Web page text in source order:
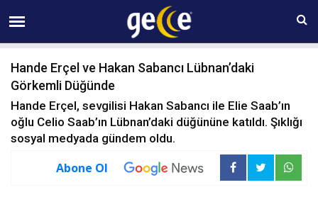
06 AĞUSTOS Perşembe 16:16
Hande Erçel ve Hakan Sabancı Lübnan’daki
Görkemli Düğünde
Hande Erçel, sevgilisi Hakan Sabancı ile Elie Saab’ın
oğlu Celio Saab’ın Lübnan’daki düğününe katıldı. Şıklığı
sosyal medyada gündem oldu.
Abone Ol